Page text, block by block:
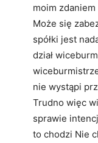
moim zdaniem
Może się
spółki jest
dział
nie wystąpi
Trudno więc
sprawie
to chodzi Nie